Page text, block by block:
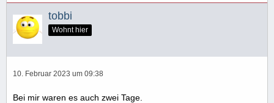
tobbi
Wohnt hier
10. Februar 2023 um 09:38
Bei mir waren es auch zwei Tage.